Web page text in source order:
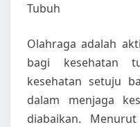
Tubuh
Olahraga adalah
bagi kesehatan
kesehatan setuju
dalam menjaga
diabaikan.